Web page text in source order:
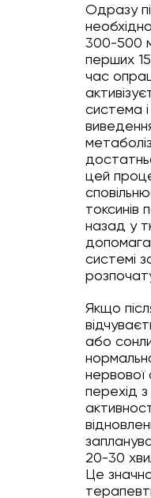
Одразу
300-500
перших
час
система
цей
токсинів
назад у
системі
Якщо
або
нервової
перехід
20-30
Це